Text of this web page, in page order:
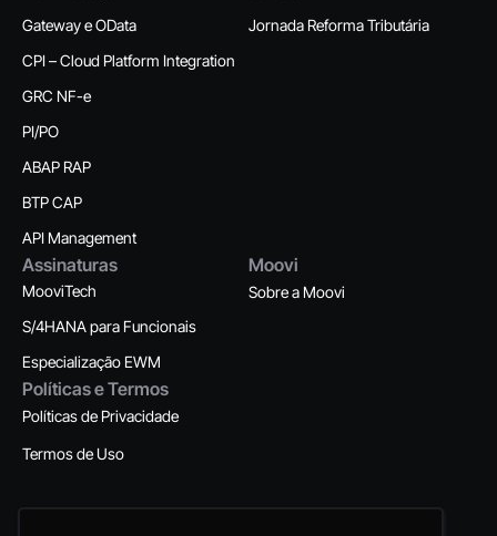
Gateway e OData
CPI – Cloud Platform Integration
GRC NF-e
PI/PO
ABAP RAP
BTP CAP
API Management
Jornada Reforma Tributária
Assinaturas
MooviTech
S/4HANA para Funcionais
Especialização EWM
Moovi
Sobre a Moovi
Políticas e Termos
Políticas de Privacidade
Termos de Uso